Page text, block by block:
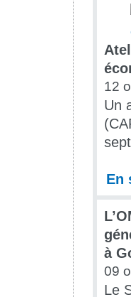
12
Un
En
à
09
Le